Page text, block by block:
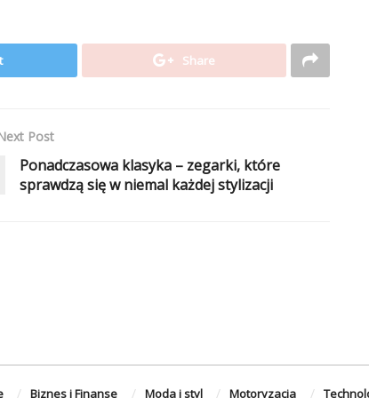
Share
Post
Ponadczasowa klasyka – zegarki, które
sprawdzą się w niemal każdej stylizacji
Biznes i Finanse Moda i styl Motoryzacja